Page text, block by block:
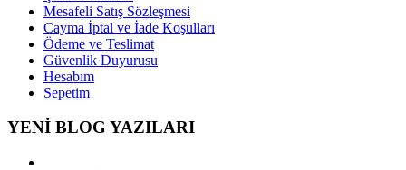
Mesafeli Satış Sözleşmesi
Cayma İptal ve İade Koşulları
Ödeme ve Teslimat
Güvenlik Duyurusu
Hesabım
Sepetim
YENİ BLOG YAZILARI